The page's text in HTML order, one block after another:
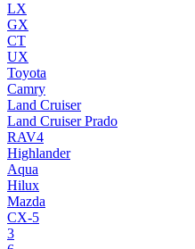
LX
GX
CT
UX
Toyota
Camry
Land Cruiser
Land Cruiser Prado
RAV4
Highlander
Aqua
Hilux
Mazda
CX-5
3